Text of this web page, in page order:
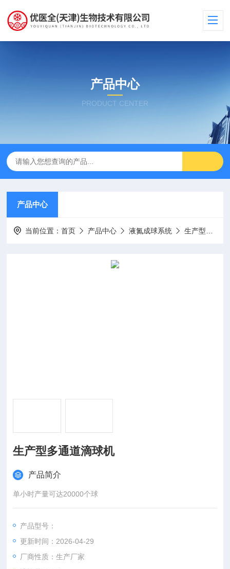
产品中心
PRODUCT CENTER
产品中心
当前位置：首页 产品中心 液氮成球系统 生产型滴球机
生产型多通道滴球机
产品简介
单小时产量可达20000个球
产品型号：
更新时间：2026-04-29
厂商性质：生产厂家